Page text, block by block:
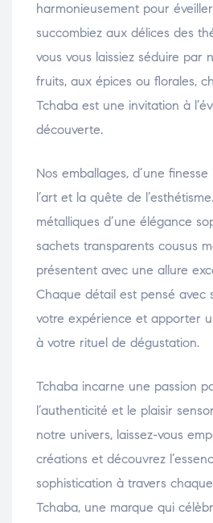
harmonieusement pour
succombiez aux délices des
vous vous laissiez séduire par
fruits, aux épices ou florales,
Tchaba est une invitation à
découverte.
Nos emballages, d’une
l’art et la quête de
métalliques d’une élégance
sachets transparents cousus
présentent avec une allure
Chaque détail est pensé avec
votre expérience et apporter
à votre rituel de dégustation.
Tchaba incarne une passion
l’authenticité et le plaisir
notre univers, laissez-vous
créations et découvrez
sophistication à travers
Tchaba, une marque qui